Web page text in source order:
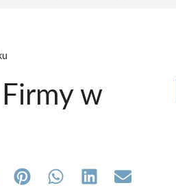
w
Share Share Share Share